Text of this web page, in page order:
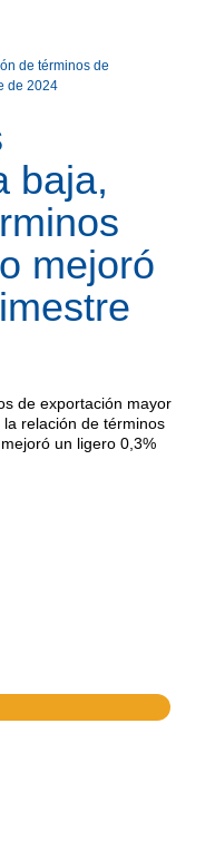
de términos de
de 2024
baja,
mejoró
de exportación mayor
relación de términos
un ligero 0,3%